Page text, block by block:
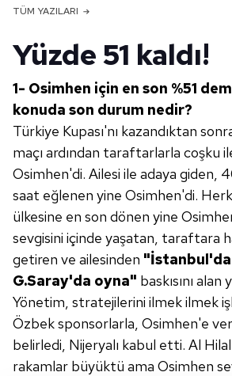
TÜM YAZILARI
Yüzde 51 kaldı!
1- Osimhen için en son %51
konuda son durum nedir?
Türkiye Kupası'nı kazandıktan
maçı ardından taraftarlarla coşku
Osimhen'di. Ailesi ile adaya giden,
saat eğlenen yine Osimhen'di.
ülkesine en son dönen yine
sevgisini içinde yaşatan, taraftara
getiren ve ailesinden "İstanbul'da
G.Saray'da oyna" baskısını
Yönetim, stratejilerini ilmek ilmek
Özbek sponsorlarla, Osimhen'e
belirledi, Nijeryalı kabul etti. Al Hilal
rakamlar büyüktü ama Osimhen